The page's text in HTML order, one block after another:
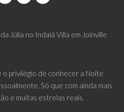
Júlia no Indaiá Villa em Joinville
privilégio de conhecer a Noite
Só que com ainda mais
e muitas estrelas reais.